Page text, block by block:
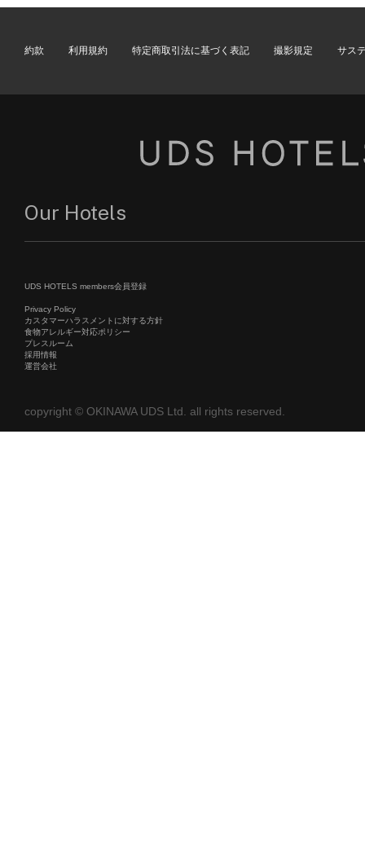
約款 利用規約 特定商取引法に基づく表記 撮影規定 サス
Our Hotels
copyright © OKINAWA UDS Ltd. all rights reserved.
UDS HOTELS members会員登録
Privacy Policy
カスタマーハラスメントに対する方針
食物アレルギー対応ポリシー
プレスルーム
採用情報
運営会社